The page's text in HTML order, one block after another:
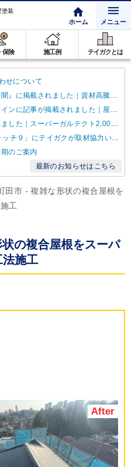
塗装
ホーム メニュー
保険 施工例 テイガクとは
せについて
｜資材高騰・納期遅延に対するテイガクの取り組み
載されました｜屋根点検商法について解説
｜スーパーガルテクト2,000万㎡達成
」にテイガクが取材協力いたしました
のご案内
最新のお知らせはこちら
田市 - 複雑な形状の複合屋根を
工
の複合屋根をスーパ
法施工